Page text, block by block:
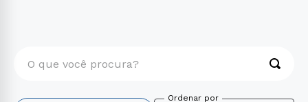
TERMOS MAIS BUSCADOS